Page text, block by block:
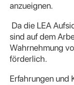
anzueignen.
Da die LEA
sind auf dem
Wahrnehmung
förderlich.
Erfahrungen und